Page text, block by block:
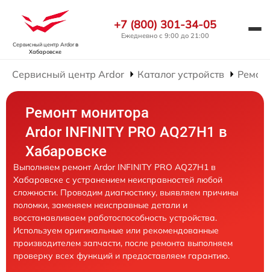
Сервисный центр Ardorв
Хабаровске
+7 (800) 301-34-05
Ежедневно с 9:00 до 21:00
Сервисный центр Ardor Каталог устройств
Ремонт монитора
Ardor INFINITY PRO AQ27H1 в
Хабаровске
Выполняем ремонт Ardor INFINITY PRO AQ27H1 в
Хабаровске с устранением неисправностей любой
сложности. Проводим диагностику, выявляем причины
поломки, заменяем неисправные детали и
восстанавливаем работоспособность устройства.
Используем оригинальные или рекомендованные
производителем запчасти, после ремонта выполняем
проверку всех функций и предоставляем гарантию.